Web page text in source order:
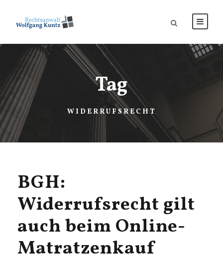
Tag
WIDERRUFSRECHT
BGH:
Widerrufsrecht gilt
auch beim Online-
Matratzenkauf